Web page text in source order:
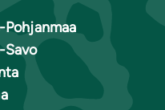
Pohjanmaa
Savo